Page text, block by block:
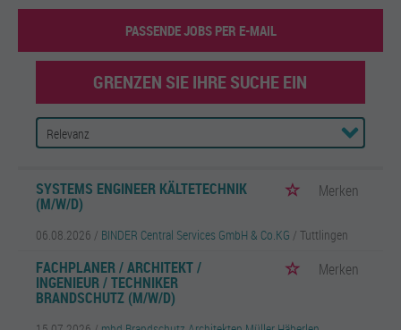
PASSENDE JOBS PER E-MAIL
GRENZEN SIE IHRE SUCHE EIN
SYSTEMS ENGINEER KÄLTETECHNIK
(M/W/D)
Merken
06.08.2026 / BINDER Central Services GmbH & Co.KG / Tuttlingen
FACHPLANER / ARCHITEKT /
INGENIEUR / TECHNIKER
BRANDSCHUTZ (M/W/D)
Merken